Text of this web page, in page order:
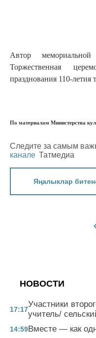
Автор
Торжественная
празднования 110-летия
По материалам Министерства
Следите за самым
канале Татмедиа
Яңалыклар
НОВОСТИ
17:17
Участники
учитель/
14:59Вместе — как